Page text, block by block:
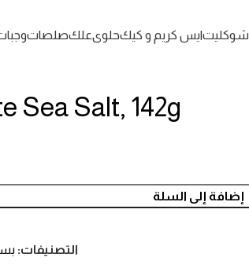
شوكليتايس كريم و كيكحلوىعلكصلصات
Sea Salt, 142g
إضافة إلى السلة
التصنيفات: